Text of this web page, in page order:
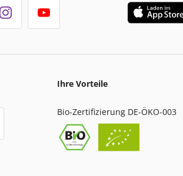
Ihre Vorteile
Bio-Zertifizierung DE-ÖKO-003